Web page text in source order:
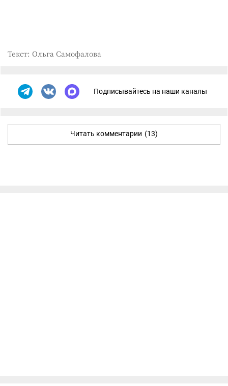
Текст: Ольга Самофалова
Подписывайтесь на наши каналы
Читать комментарии (13)